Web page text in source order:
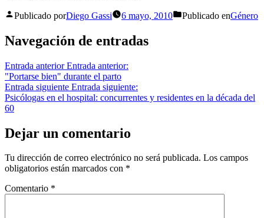
Publicado porDiego Gassi 6 mayo, 2010 Publicado enGénero
Navegación de entradas
Entrada anterior Entrada anterior:
"Portarse bien" durante el parto
Entrada siguiente Entrada siguiente:
Psicólogas en el hospital: concurrentes y residentes en la década del
60
Dejar un comentario
Tu dirección de correo electrónico no será publicada. Los campos
obligatorios están marcados con *
Comentario *